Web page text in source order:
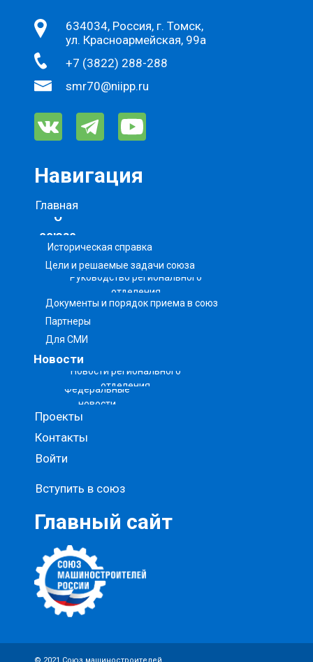
634034, Россия, г. Томск,
ул. Красноармейская, 99а
+7 (3822) 288-288
Главный сайт
smr70@niipp.ru
О
союзе
Новости
Проекты
Контакты
Навигация
Главная
Войти
Вступить в союз
Историческая справка
Цели и решаемые задачи союза
Руководство регионального
отделения
Документы и порядок приема в союз
Партнеры
Для СМИ
Новости регионального
отделения
Федеральные
новости